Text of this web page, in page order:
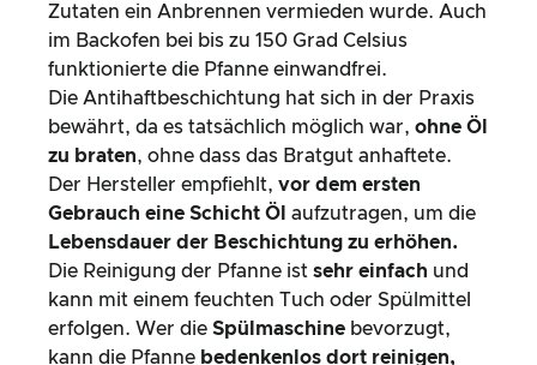
Zutaten ein Anbrennen vermieden wurde. Auch
im Backofen bei bis zu 150 Grad Celsius
funktionierte die Pfanne einwandfrei.
Die Antihaftbeschichtung hat sich in der Praxis
bewährt, da es tatsächlich möglich war, ohne Öl
zu braten, ohne dass das Bratgut anhaftete.
Der Hersteller empfiehlt, vor dem ersten
Gebrauch eine Schicht Öl aufzutragen, um die
Lebensdauer der Beschichtung zu erhöhen.
Die Reinigung der Pfanne ist sehr einfach und
kann mit einem feuchten Tuch oder Spülmittel
erfolgen. Wer die Spülmaschine bevorzugt,
kann die Pfanne bedenkenlos dort reinigen,